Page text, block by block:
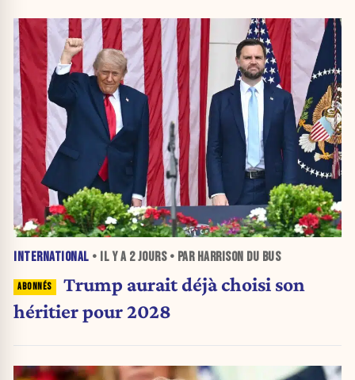
INTERNATIONAL • IL Y A 2 JOURS• PAR HARRISON DU BUS
Trump aurait déjà choisi son
héritier pour 2028